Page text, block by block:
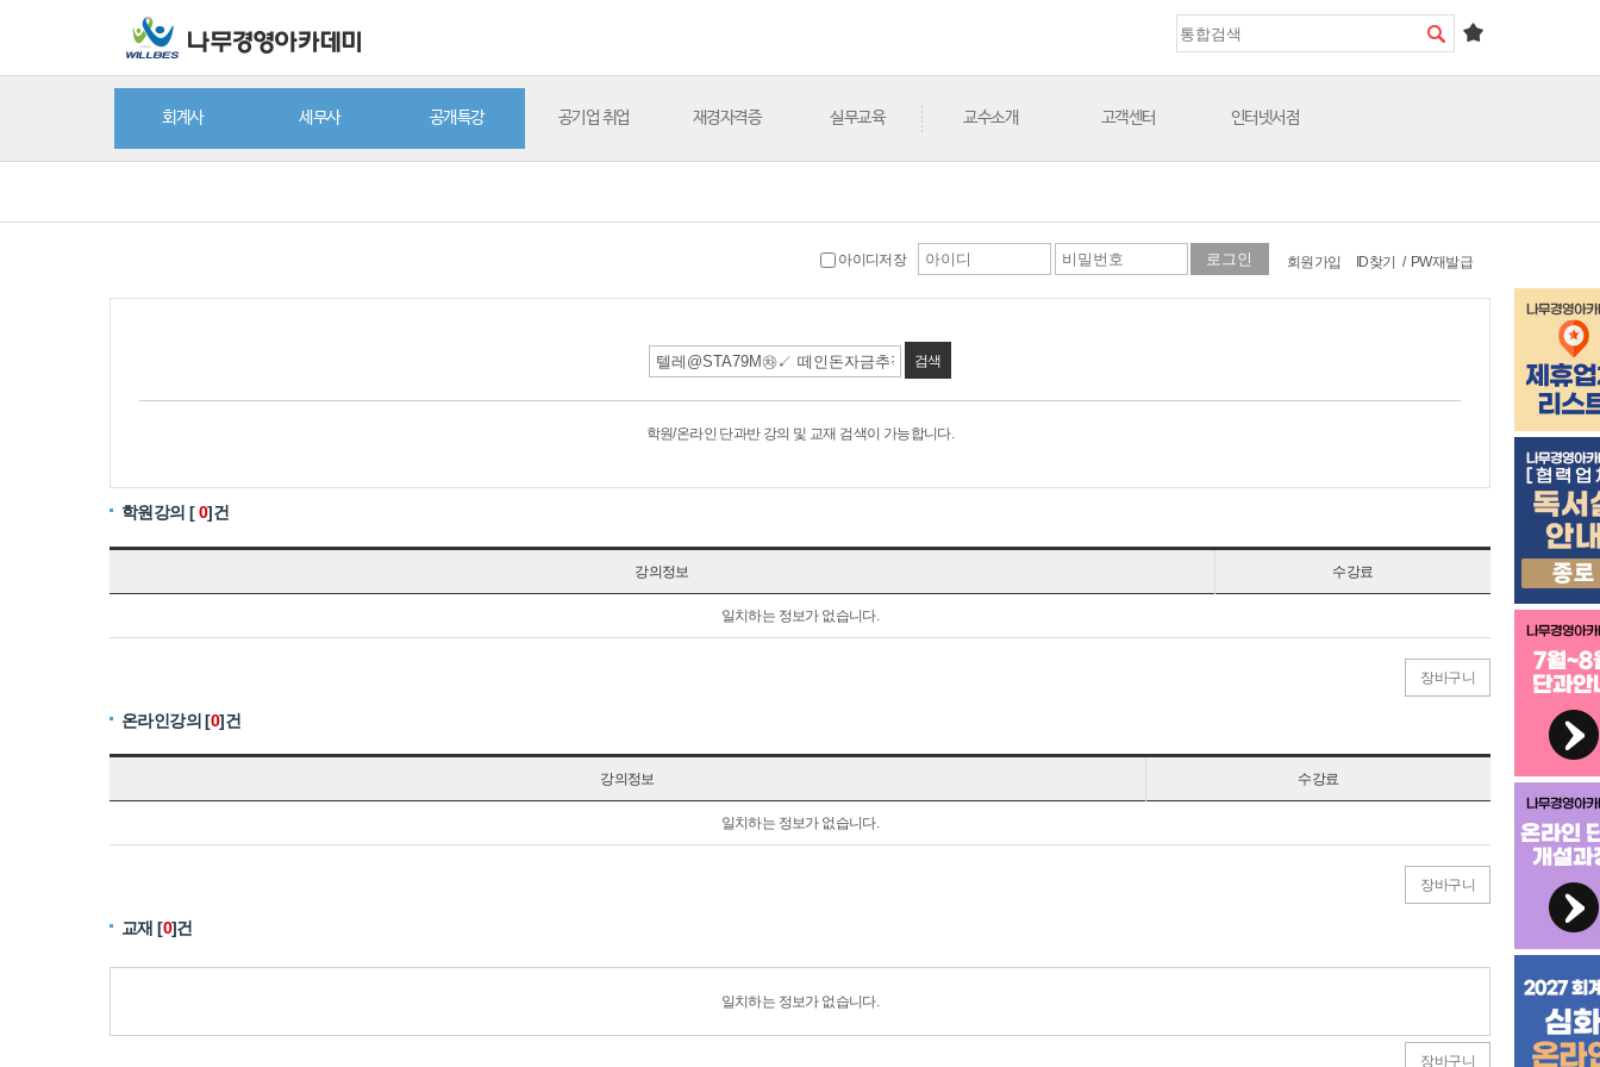
회계사 세무사 공개특강 공기업 취업 재경자격증 실무교육 교수소개 고객센터 인터넷서점
아이디저장 회원가입 ID찾기 / PW재발급
검색
학원/온라인 단과반 강의 및 교재 검색이 가능합니다.
학원강의 [0]건
강의정보 수강료
일치하는 정보가 없습니다.
장바구니
온라인강의 [0]건
강의정보 수강료
일치하는 정보가 없습니다.
장바구니
교재 [0]건
일치하는 정보가 없습니다.
장바구니